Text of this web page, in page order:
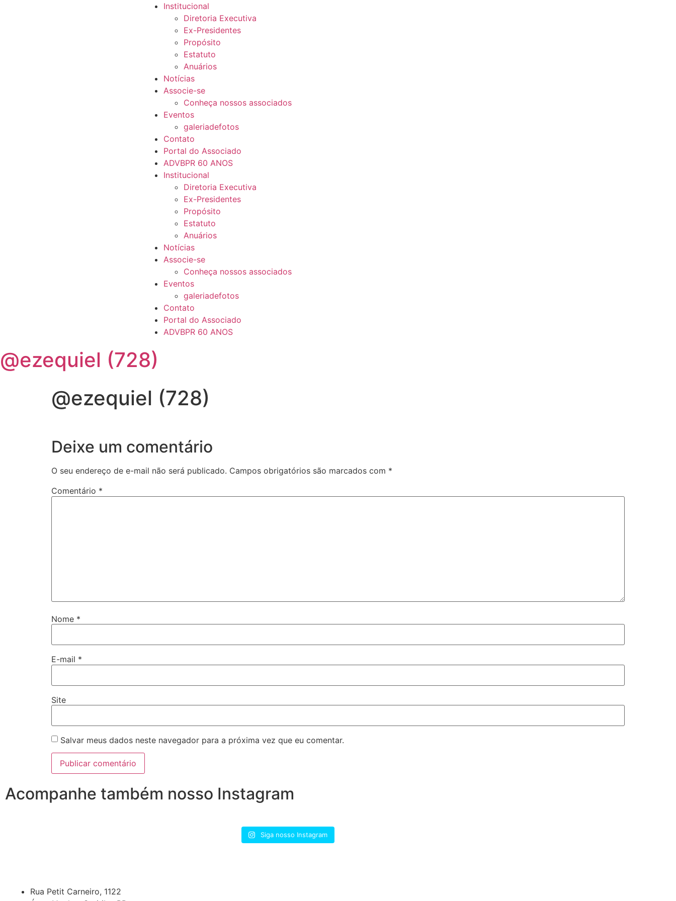
Institucional
Diretoria Executiva
Ex-Presidentes
Propósito
Estatuto
Anuários
Notícias
Associe-se
Conheça nossos associados
Eventos
galeriadefotos
Contato
Portal do Associado
ADVBPR 60 ANOS
Institucional
Diretoria Executiva
Ex-Presidentes
Propósito
Estatuto
Anuários
Notícias
Associe-se
Conheça nossos associados
Eventos
galeriadefotos
Contato
Portal do Associado
ADVBPR 60 ANOS
@ezequiel (728)
@ezequiel (728)
Deixe um comentário
O seu endereço de e-mail não será publicado. Campos obrigatórios são marcados com *
Comentário *
Nome *
E-mail *
Site
Salvar meus dados neste navegador para a próxima vez que eu comentar.
Acompanhe também nosso Instagram
Siga nosso Instagram
Rua Petit Carneiro, 1122